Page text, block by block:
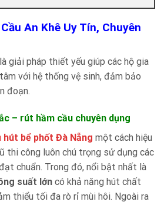
An Khê Uy Tín, Chuyên
là giải pháp thiết yếu giúp các hộ gia
với hệ thống vệ sinh, đảm bảo
đoạn.
– rút hầm cầu chuyên dụng
hút bể phốt Đà Nẵng một cách hiệu
thi công luôn chú trọng sử dụng các
chuẩn. Trong đó, nổi bật nhất là
suất lớn có khả năng hút chất
thiểu tối đa rò rỉ mùi hôi. Ngoài ra